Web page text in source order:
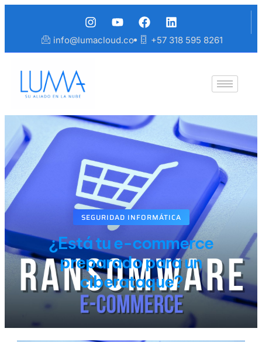
info@lumacloud.co +57 318 595 8261
SEGURIDAD INFORMÁTICA
¿Está tu e-commerce
preparado para un
ciberataque?